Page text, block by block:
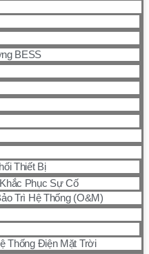
BESS
Thiết Bị
Phục Sự Cố
Trì Hệ Thống (O&M)
Thống Điện Mặt Trời